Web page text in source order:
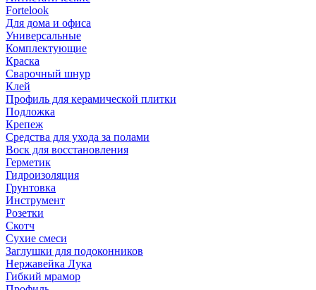
Fortelook
Для дома и офиса
Универсальные
Комплектующие
Краска
Сварочный шнур
Клей
Профиль для керамической плитки
Подложка
Крепеж
Средства для ухода за полами
Воск для восстановления
Герметик
Гидроизоляция
Грунтовка
Инструмент
Розетки
Скотч
Сухие смеси
Заглушки для подоконников
Нержавейка Лука
Гибкий мрамор